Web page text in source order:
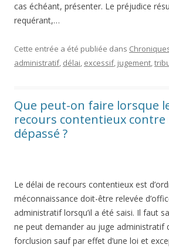
cas échéant, présenter. Le préjudice
requérant,…
Cette entrée a été publiée dans
administratif, délai, excessif, jugement,
Que peut-on faire lorsque
recours contentieux contre
dépassé ?
Le délai de recours contentieux est
méconnaissance doit-être relevée
administratif lorsqu’il a été saisi. Il faut
ne peut demander au juge administratif
forclusion sauf par effet d’une loi et